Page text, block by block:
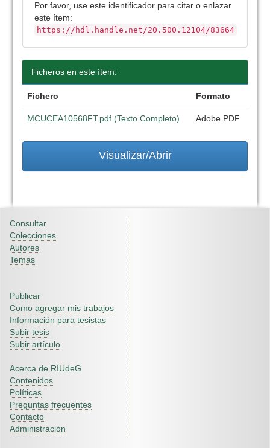
Por favor, use este identificador para citar o enlazar
este ítem:
https://hdl.handle.net/20.500.12104/83664
Ficheros en este ítem:
Fichero Formato
MCUCEA10568FT.pdf (Texto Completo) Adobe PDF
Visualizar/Abrir
Consultar
Colecciones
Autores
Temas
Publicar
Como agregar mis trabajos
Información para tesistas
Subir tesis
Subir artículo
Acerca de RIUdeG
Contenidos
Políticas
Preguntas frecuentes
Contacto
Administración